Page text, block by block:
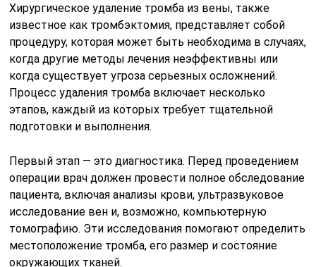
Хирургическое удаление тромба из вены, также
известное как тромбэктомия, представляет собой
процедуру, которая может быть необходима в случаях,
когда другие методы лечения неэффективны или
когда существует угроза серьезных осложнений.
Процесс удаления тромба включает несколько
этапов, каждый из которых требует тщательной
подготовки и выполнения.
Первый этап — это диагностика. Перед проведением
операции врач должен провести полное обследование
пациента, включая анализы крови, ультразвуковое
исследование вен и, возможно, компьютерную
томографию. Эти исследования помогают определить
местоположение тромба, его размер и состояние
окружающих тканей.